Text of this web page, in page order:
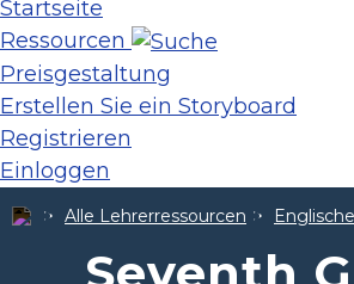
Startseite
Ressourcen
Preisgestaltung
Erstellen Sie ein Storyboard
Registrieren
Einloggen
Alle Lehrerressourcen